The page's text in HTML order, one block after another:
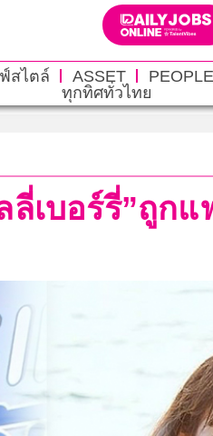
สไตล์ ASSET PEOPLE
ทุกทิศทั่วไทย
เบอร์รี่”ถูก